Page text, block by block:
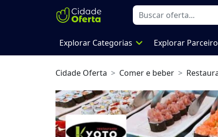
Explorar Categorias expand_more Explorar
Cidade Oferta Comer e beber